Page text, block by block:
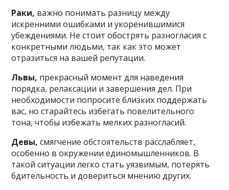
Раки, важно понимать разницу между
искренними ошибками и укоренившимися
убеждениями. Не стоит обострять разногласия с
конкретными людьми, так как это может
отразиться на вашей репутации.
Львы, прекрасный момент для наведения
порядка, релаксации и завершения дел. При
необходимости попросите близких поддержать
вас, но старайтесь избегать повелительного
тона, чтобы избежать мелких разногласий.
Девы, смягчение обстоятельств расслабляет,
особенно в окружении единомышленников. В
такой ситуации легко стать уязвимым, потерять
бдительность и довериться мнению других.